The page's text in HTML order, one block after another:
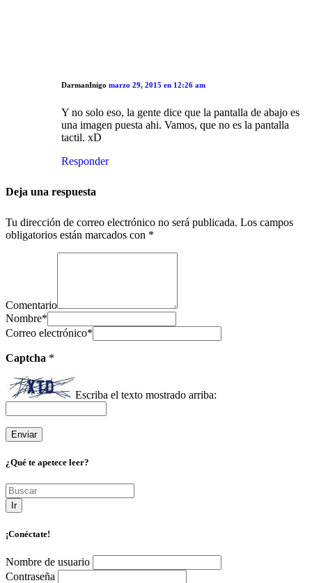
DarmanInigo marzo 29, 2015 en 12:26 am
Y no solo eso, la gente dice que la pantalla de abajo es
una imagen puesta ahi. Vamos, que no es la pantalla
tactil. xD
Responder
Deja una respuesta
Tu dirección de correo electrónico no será publicada. Los campos
obligatorios están marcados con *
Comentario
Nombre*
Correo electrónico*
Captcha *
Escriba el texto mostrado arriba:
¿Qué te apetece leer?
Ir
¡Conéctate!
Nombre de usuario
Contraseña